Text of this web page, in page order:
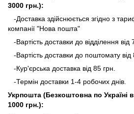
3000 грн.):
-Доставка здійснюється згідно з
компанії "Нова пошта"
-Вартість доставки до відділення від
-Вартість доставки до поштомату від
-Кур'єрська доставка від 85 грн.
-Термін доставки 1-4 робочих днів.
Укрпошта (Безкоштовна по Україні
1000 грн.):